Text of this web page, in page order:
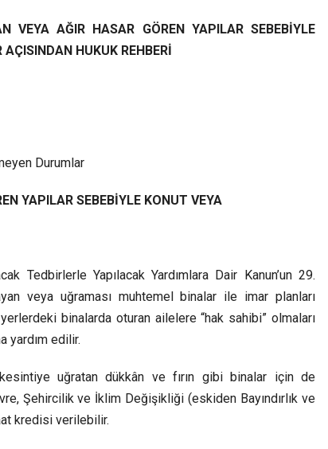
VEYA AĞIR HASAR GÖREN YAPILAR SEBEBİYLE
HUKUK REHBERİ
Durumlar
YAPILAR SEBEBİYLE KONUT VEYA
Tedbirlerle Yapılacak Yardımlara Dair Kanun’un 29.
veya uğraması muhtemel binalar ile imar planları
binalarda oturan ailelere “hak sahibi” olmaları
yardım edilir.
uğratan dükkân ve fırın gibi binalar için de
Şehircilik ve İklim Değişikliği (eskiden Bayındırlık ve
kredisi verilebilir.